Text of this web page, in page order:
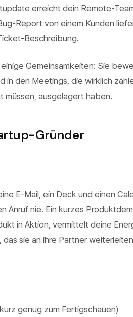
erreicht dein Remote-
Report von einem Kunden
Beschreibung.
Gemeinsamkeiten: Sie
in den Meetings, die wirklich
ausgelagert haben.
Gründer
E-Mail, ein Deck und einen
Anruf nie. Ein kurzes
in Aktion, vermittelt deine
sie an ihre Partner weiterleiten
genug zum Fertigschauen)